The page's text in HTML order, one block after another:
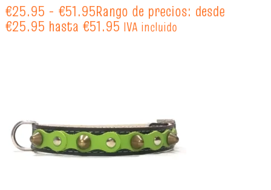
€25.95 - €51.95Rango de precios: desde
€25.95 hasta €51.95 IVA incluido